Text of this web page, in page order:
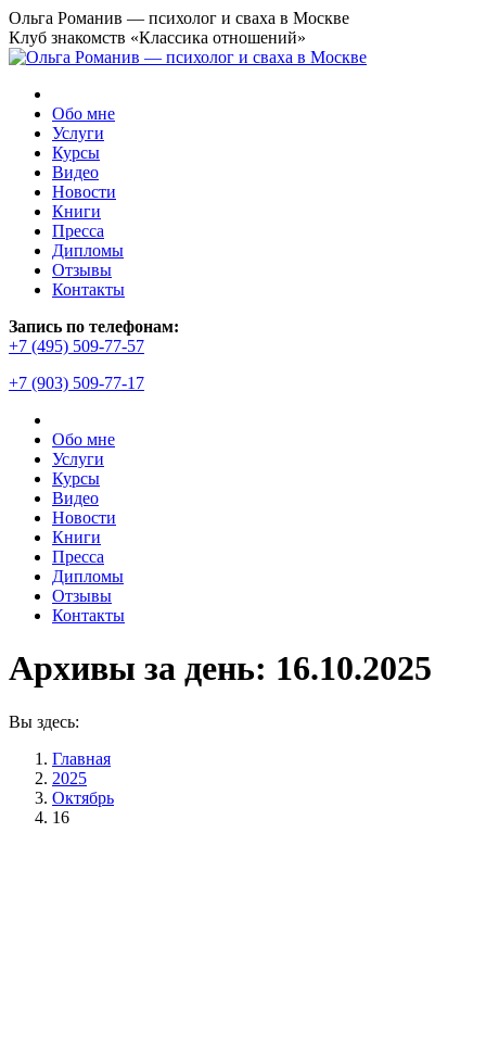
Перейти
к
содержанию
Ольга Романив — психолог и сваха в Москве
Клуб знакомств «Классика отношений»
Обо мне
Услуги
Курсы
Видео
Новости
Книги
Пресса
Дипломы
Отзывы
Контакты
Запись по телефонам:
+7 (495) 509-77-57
+7 (903) 509-77-17
Обо мне
Услуги
Курсы
Видео
Новости
Книги
Пресса
Дипломы
Отзывы
Контакты
Архивы за день: 16.10.2025
Вы здесь:
Главная
2025
Октябрь
16